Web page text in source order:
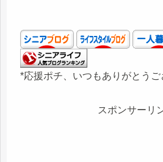
*応援ポチ、いつもありがとうご
スポンサーリ